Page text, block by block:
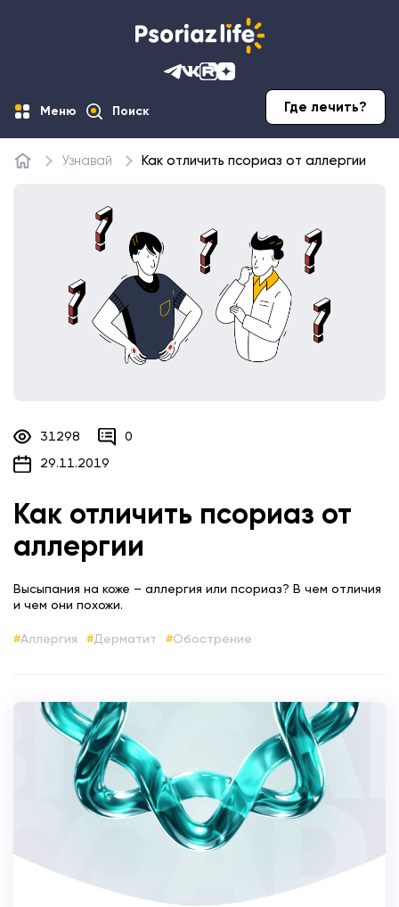
Меню Поиск Где лечить?
Главная Узнавай Как отличить псориаз от аллергии
31298 0
29.11.2019
Как отличить псориаз от
аллергии
Высыпания на коже – аллергия или псориаз? В чем отличия
и чем они похожи.
Аллергия Дерматит Обострение